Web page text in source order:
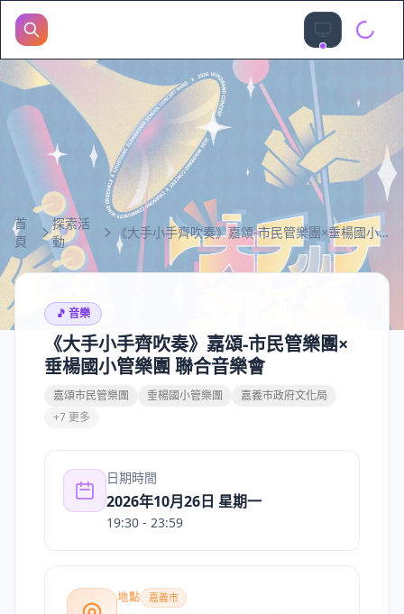
首
頁
探索活
動
《大手小手齊吹奏》嘉頌-市民管樂團×垂楊國小管樂團 聯合音樂會
🎵 音樂
《大手小手齊吹奏》嘉頌-市民管樂團×
垂楊國小管樂團 聯合音樂會
嘉頌市民管樂團 垂楊國小管樂團
嘉義市政府文化局
+7 更多
日期時間
2026年10月26日 星期一
19:30 - 23:59
地點 嘉義市